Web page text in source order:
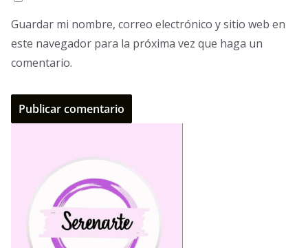
Guardar mi nombre, correo electrónico y sitio web en
este navegador para la próxima vez que haga un
comentario.